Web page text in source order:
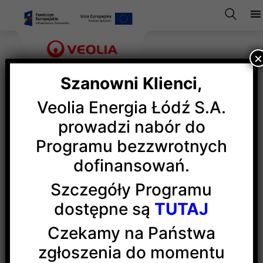
Informacja miesiąca
Veolia Energia Łódź
Automatyzacja
Szanowni Klienci,
Veolia Energia Łódź S.A.
prowadzi nabór do
Programu bezzwrotnych
dofinansowań.
Szczegóły Programu
dostępne są TUTAJ
Czekamy na Państwa
zgłoszenia do momentu
×